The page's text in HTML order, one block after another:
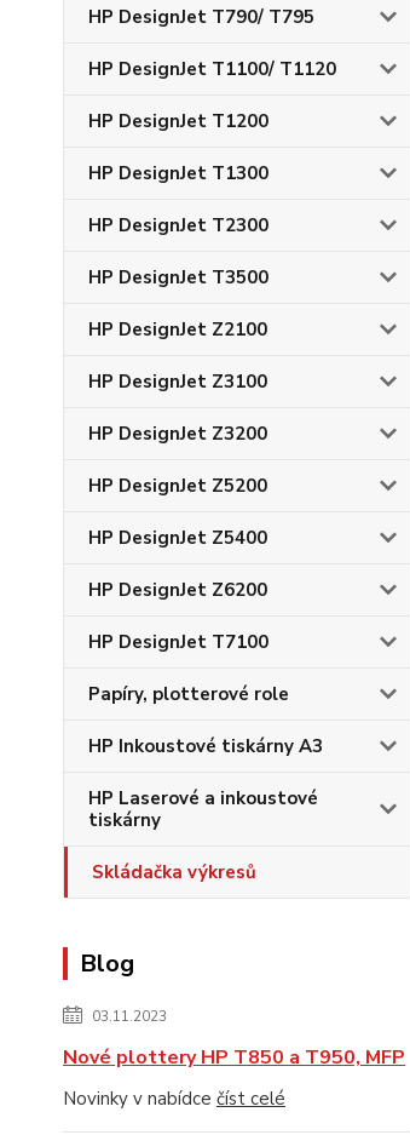
HP DesignJet T790/ T795
HP DesignJet T1100/ T1120
HP DesignJet T1200
HP DesignJet T1300
HP DesignJet T2300
HP DesignJet T3500
HP DesignJet Z2100
HP DesignJet Z3100
HP DesignJet Z3200
HP DesignJet Z5200
HP DesignJet Z5400
HP DesignJet Z6200
HP DesignJet T7100
Papíry, plotterové role
HP Inkoustové tiskárny A3
HP Laserové a inkoustové
tiskárny
Skládačka výkresů
Blog
03.11.2023
Nové plottery HP T850 a T950, MFP
Novinky v nabídce číst celé